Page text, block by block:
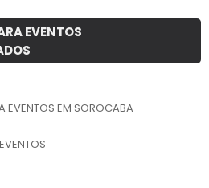
EVENTOS
EVENTOS EM SOROCABA